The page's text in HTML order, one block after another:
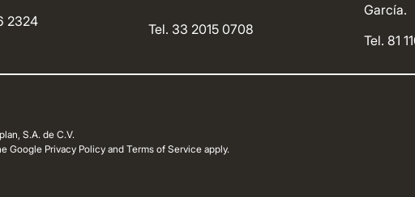
2324
Tel. 33 2015 0708
García.
Tel. 81
S.A. de C.V.
Google Privacy Policy and Terms of Service apply.